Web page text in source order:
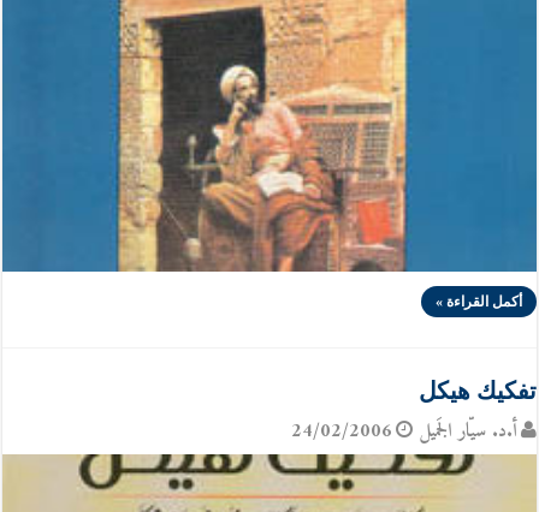
أكمل القراءة »
تفكيك هيكل
أ.د. سيّار الجَميل 24/02/2006